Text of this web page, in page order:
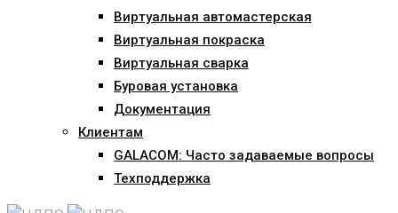
Виртуальная автомастерская
Виртуальная покраска
Виртуальная сварка
Буровая установка
Документация
Клиентам
GALACOM: Часто задаваемые вопросы
Техподдержка